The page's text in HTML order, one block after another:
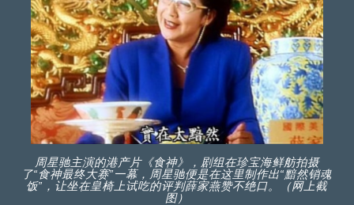
周星驰主演的港产片《食神》，剧组在珍宝海鲜舫拍摄
了“食神最终大赛”一幕，周星驰便是在这里制作出“黯然销魂
饭”，让坐在皇椅上试吃的评判薛家燕赞不绝口。（网上截
图）